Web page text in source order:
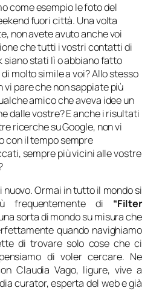
come esempio le foto del
fuori città. Una volta
non avete avuto anche voi
che tutti i vostri contatti di
siano stati lì o abbiano fatto
molto simile a voi? Allo stesso
vi pare che non sappiate più
amico che aveva idee un
dalle vostre? E anche i risultati
ricerche su Google, non vi
con il tempo sempre
sempre più vicini alle vostre
Ormai in tutto il mondo si
frequentemente di “Filter
una sorta di mondo su misura che
quando navighiamo
di trovare solo cose che ci
di voler cercare. Ne
Claudia Vago, ligure, vive a
curator, esperta del web e già